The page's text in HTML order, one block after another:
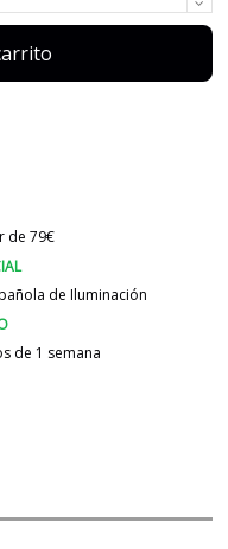
de 79€
de Iluminación
de 1 semana